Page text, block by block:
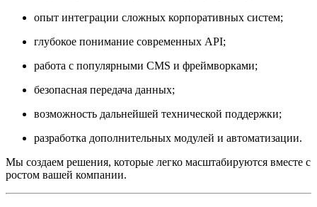
опыт интеграции сложных корпоративных систем;
глубокое понимание современных API;
работа с популярными CMS и фреймворками;
безопасная передача данных;
возможность дальнейшей технической поддержки;
разработка дополнительных модулей и автоматизации.
Мы создаем решения, которые легко масштабируются вместе с
ростом вашей компании.